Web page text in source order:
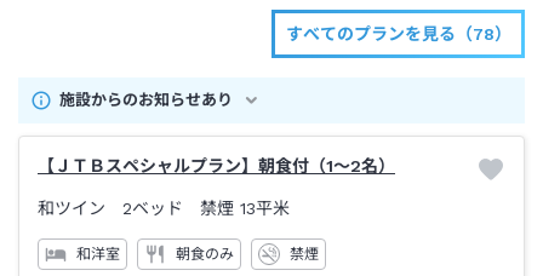
すべてのプランを見る（78）
施設からのお知らせあり
【ＪＴＢスペシャルプラン】朝食付（1～2名）
和ツイン 2ベッド 禁煙 13平米
和洋室 朝食のみ 禁煙